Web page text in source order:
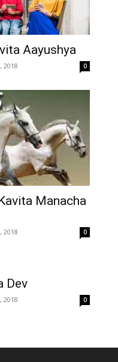
Aayushya
2018 0
Manacha
2018 0
Dev
2018 0